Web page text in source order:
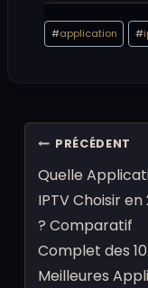
Étiquettes
de
#application #
Navigation
l’article
PRÉCÉDENT
Quelle
IPTV Choisir en
? Comparatif
Complet des 10
Meilleures